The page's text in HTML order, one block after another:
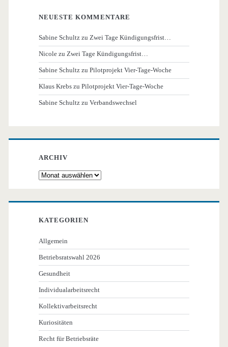
NEUESTE KOMMENTARE
Sabine Schultz zuZwei Tage Kündigungsfrist…
Nicole zuZwei Tage Kündigungsfrist…
Sabine Schultz zuPilotprojekt Vier-Tage-Woche
Klaus Krebs zuPilotprojekt Vier-Tage-Woche
Sabine Schultz zuVerbandswechsel
ARCHIV
Archiv
KATEGORIEN
Allgemein
Betriebsratswahl 2026
Gesundheit
Individualarbeitsrecht
Kollektivarbeitsrecht
Kuriositäten
Recht für Betriebsräte